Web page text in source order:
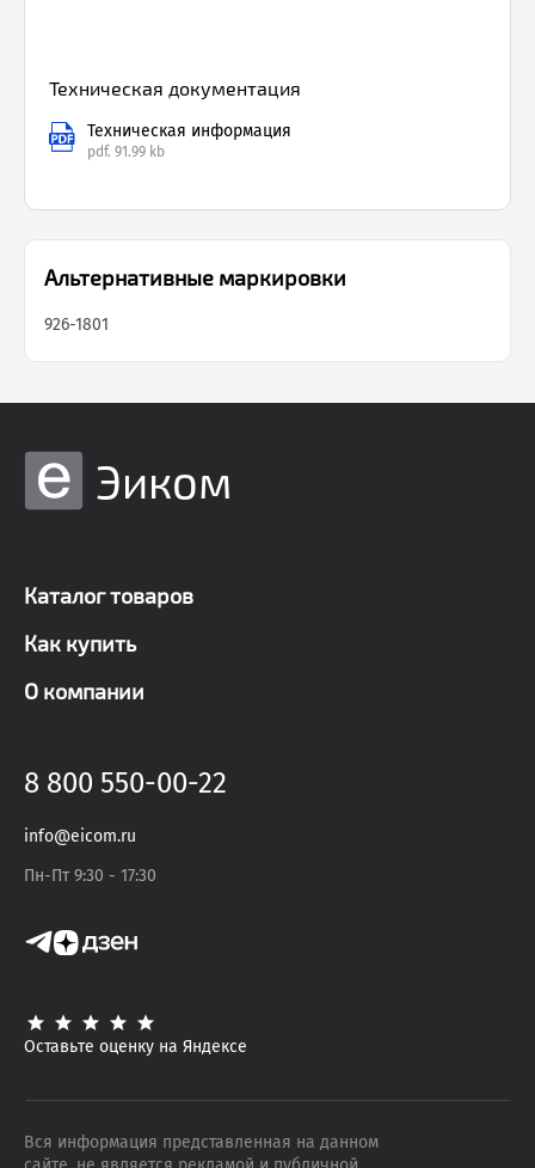
Техническая документация
Техническая информация
pdf. 91.99 kb
Альтернативные маркировки
926-1801
Эиком
Каталог товаров
Как купить
О компании
8 800 550-00-22
info@eicom.ru
Пн-Пт 9:30 - 17:30
Оставьте оценку на Яндексе
Вся информация представленная на данном